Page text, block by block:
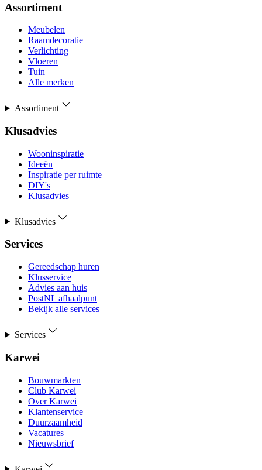
Assortiment
Meubelen
Raamdecoratie
Verlichting
Vloeren
Tuin
Alle merken
Assortiment
Klusadvies
Wooninspiratie
Ideeën
Inspiratie per ruimte
DIY's
Klusadvies
Klusadvies
Services
Gereedschap huren
Klusservice
Advies aan huis
PostNL afhaalpunt
Bekijk alle services
Services
Karwei
Bouwmarkten
Club Karwei
Over Karwei
Klantenservice
Duurzaamheid
Vacatures
Nieuwsbrief